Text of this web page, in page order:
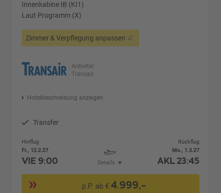
Innenkabine IB (KI1)
Laut Programm (X)
Zimmer & Verpflegung anpassen
Anbieter:
Transair
Hotelbeschreibung anzeigen
Transfer
Hinflug
Fr., 12.2.27
VIE 9:00 Details
Rückflug
Mo., 1.3.27
AKL23:45
p.P. ab €4.999,-